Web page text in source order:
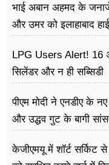
भाई अबान अहमद के
और उमर को इलाहाबाद
LPG Users Alert! 16
सिलेंडर और न ही सब्सिडी
पीएम मोदी ने एनडीए के
और उद्धव गुट के बागी
केजीएमयू में शॉर्ट सर्किट